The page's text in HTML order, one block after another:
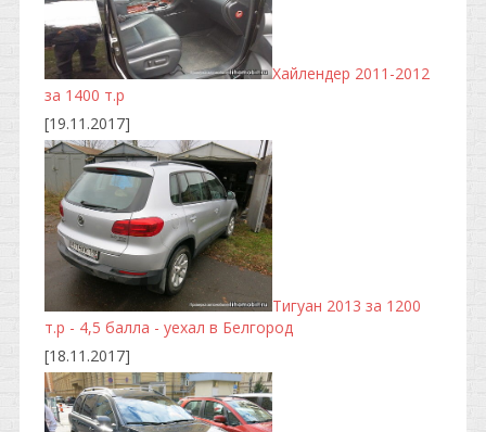
Хайлендер 2011-2012
за 1400 т.р
[19.11.2017]
Тигуан 2013 за 1200
т.р - 4,5 балла - уехал в Белгород
[18.11.2017]